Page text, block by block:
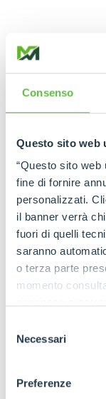
Consenso
Questo sito web
“Questo sito
fine di fornire
personalizzati.
il banner verrà
fuori di quelli
saranno
o terza parte
momento
ogni pagina,
dell'informativa
pagina. Per
delNecessari
Preferenze